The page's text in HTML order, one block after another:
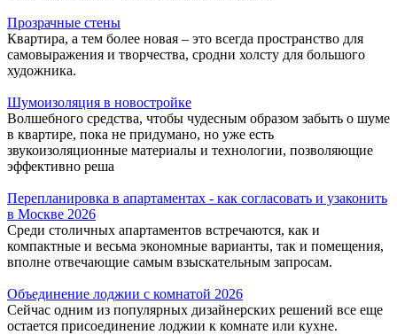
Прозрачные стены
Квартира, а тем более новая – это всегда пространство для
самовыражения и творчества, сродни холсту для большого
художника.
Шумоизоляция в новостройке
Волшебного средства, чтобы чудесным образом забыть о шуме
в квартире, пока не придумано, но уже есть
звукоизоляционные материалы и технологии, позволяющие
эффективно реша
Перепланировка в апартаментах - как согласовать и узаконить
в Москве 2026
Среди столичных апартаментов встречаются, как и
компактные и весьма экономные варианты, так и помещения,
вполне отвечающие самым взыскательным запросам.
Объединение лоджии с комнатой 2026
Сейчас одним из популярных дизайнерских решений все еще
остается присоединение лоджии к комнате или кухне.